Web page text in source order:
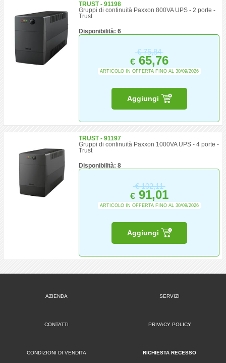
TRUST - 91198
Gruppi di continuità Paxxon 800VA UPS - 2 porte -
Trust
Disponibilità: 6
€75,84
€65,76
ARTICOLO IN OFFERTA FINO AL 30/09/2026
Aggiungi
TRUST - 91197
Gruppi di continuità Paxxon 1000VA UPS - 4 porte -
Trust
Disponibilità: 8
€102,11
€91,01
ARTICOLO IN OFFERTA FINO AL 30/09/2026
Aggiungi
AZIENDA SERVIZI
CONTATTI PRIVACY POLICY
CONDIZIONI DI VENDITA RICHIESTA RECESSO